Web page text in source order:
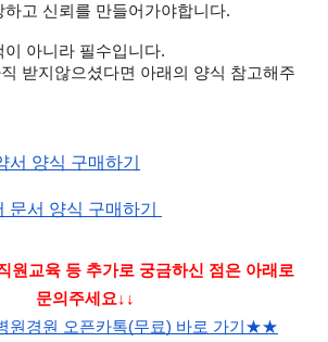
고 신뢰를 만들어가야합니다.
아니라 필수입니다.
받지않으셨다면 아래의 양식 참고해주
양식 구매하기
문서 양식 구매하기
원교육 등 추가로 궁금하신 점은 아래로
문의주세요↓↓
경원 오픈카톡(무료) 바로 가기★★